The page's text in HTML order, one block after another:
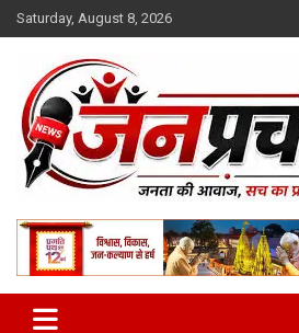
Skip
to
Saturday, August 8, 2026
:: जनप्रचार ::